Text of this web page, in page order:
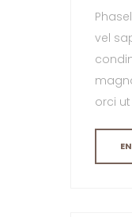
vel
orci